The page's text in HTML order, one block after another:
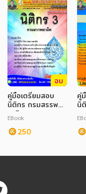
จบ
คู่มือเตรียมสอบ
นิติกร กรมสรรพ
สามิต
EBook
250
คู่
นิ